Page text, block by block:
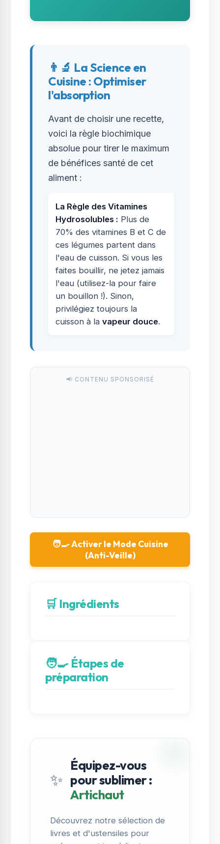
👨‍🔬 La Science en
Cuisine : Optimiser
l'absorption
Avant de choisir une recette,
voici la règle biochimique
absolue pour tirer le maximum
de bénéfices santé de cet
aliment :
La Règle des Vitamines
Hydrosolubles : Plus de
70% des vitamines B et C de
ces légumes partent dans
l'eau de cuisson. Si vous les
faites bouillir, ne jetez jamais
l'eau (utilisez-la pour faire
un bouillon !). Sinon,
privilégiez toujours la
cuisson à la vapeur douce.
📢 CONTENU SPONSORISÉ
🧑‍🍳 Activer le Mode Cuisine
(Anti-Veille)
🛒 Ingrédients
🧑‍🍳 Étapes de
préparation
✨
Équipez-vous
pour sublimer :
Artichaut
Découvrez notre sélection de
livres et d'ustensiles pour